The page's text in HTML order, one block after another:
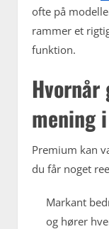
ofte på
rammer et
funktion.
mening
Premium kan
du får noget
Markant
og hører